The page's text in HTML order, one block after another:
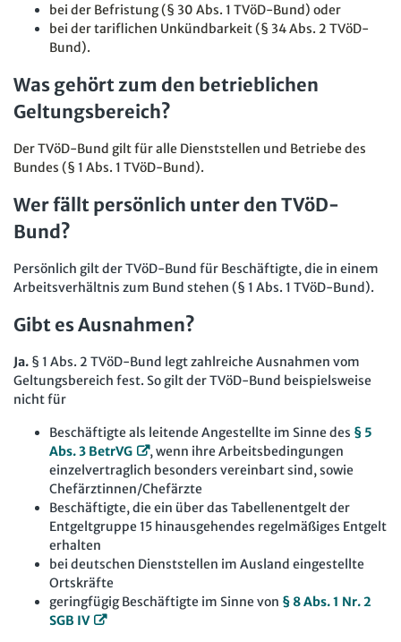
bei der Befristung (§ 30 Abs. 1 TVöD-Bund) oder
bei der tariflichen Unkündbarkeit (§ 34 Abs. 2 TVöD-
Bund).
Was gehört zum den betrieblichen
Geltungsbereich?
Der TVöD-Bund gilt für alle Dienststellen und Betriebe des
Bundes (§ 1 Abs. 1 TVöD-Bund).
Wer fällt persönlich unter den TVöD-
Bund?
Persönlich gilt der TVöD-Bund für Beschäftigte, die in einem
Arbeitsverhältnis zum Bund stehen (§ 1 Abs. 1 TVöD-Bund).
Gibt es Ausnahmen?
Ja. § 1 Abs. 2 TVöD-Bund legt zahlreiche Ausnahmen vom
Geltungsbereich fest. So gilt der TVöD-Bund beispielsweise
nicht für
Beschäftigte als leitende Angestellte im Sinne des § 5
Abs. 3 BetrVG
, wenn ihre Arbeitsbedingungen
einzelvertraglich besonders vereinbart sind, sowie
Chefärztinnen/Chefärzte
Beschäftigte, die ein über das Tabellenentgelt der
Entgeltgruppe 15 hinausgehendes regelmäßiges Entgelt
erhalten
bei deutschen Dienststellen im Ausland eingestellte
Ortskräfte
geringfügig Beschäftigte im Sinne von § 8 Abs. 1 Nr. 2
SGB IV